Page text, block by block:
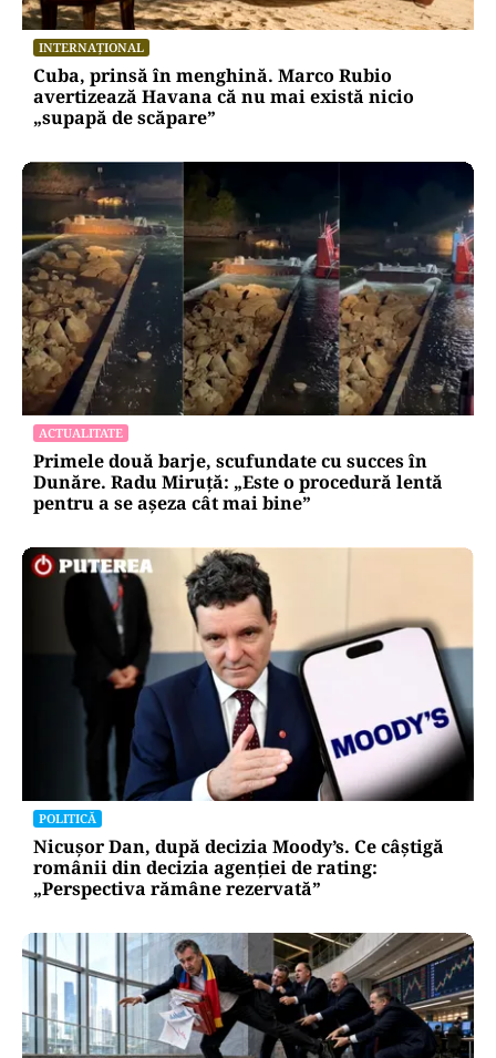
INTERNAȚIONAL
Cuba, prinsă în menghină. Marco Rubio
avertizează Havana că nu mai există nicio
„supapă de scăpare”
ACTUALITATE
Primele două barje, scufundate cu succes în
Dunăre. Radu Miruță: „Este o procedură lentă
pentru a se așeza cât mai bine”
POLITICĂ
Nicușor Dan, după decizia Moody’s. Ce câștigă
românii din decizia agenției de rating:
„Perspectiva rămâne rezervată”